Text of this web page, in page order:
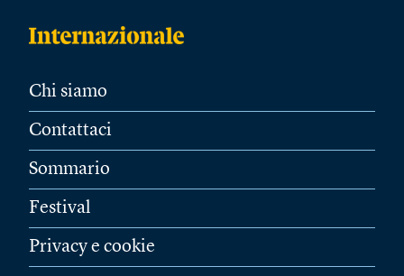
Chi siamo
Contattaci
Sommario
Festival
Privacy e cookie